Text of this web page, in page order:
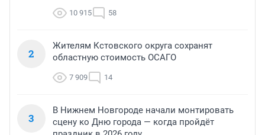
10 915 58
2
Жителям Кстовского округа сохранят
областную стоимость ОСАГО
7 909 14
3
В Нижнем Новгороде начали монтировать
сцену ко Дню города — когда пройдёт